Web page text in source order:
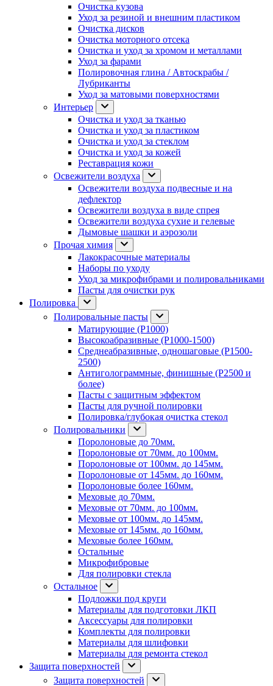
Очистка кузова
Уход за резиной и внешним пластиком
Очистка дисков
Очистка моторного отсека
Очистка и уход за хромом и металлами
Уход за фарами
Полировочная глина / Автоскрабы /
Лубриканты
Уход за матовыми поверхностями
Интерьер
Очистка и уход за тканью
Очистка и уход за пластиком
Очистка и уход за стеклом
Очистка и уход за кожей
Реставрация кожи
Освежители воздуха
Освежители воздуха подвесные и на
дефлектор
Освежители воздуха в виде спрея
Освежители воздуха сухие и гелевые
Дымовые шашки и аэрозоли
Прочая химия
Лакокрасочные материалы
Наборы по уходу
Уход за микрофибрами и полировальниками
Пасты для очистки рук
Полировка
Полировальные пасты
Матирующие (P1000)
Высокоабразивные (P1000-1500)
Среднеабразивные, одношаговые (P1500-
2500)
Антиголограммные, финишные (P2500 и
более)
Пасты с защитным эффектом
Пасты для ручной полировки
Полировка/глубокая очистка стекол
Полировальники
Поролоновые до 70мм.
Поролоновые от 70мм. до 100мм.
Поролоновые от 100мм. до 145мм.
Поролоновые от 145мм. до 160мм.
Поролоновые более 160мм.
Меховые до 70мм.
Меховые от 70мм. до 100мм.
Меховые от 100мм. до 145мм.
Меховые от 145мм. до 160мм.
Меховые более 160мм.
Остальные
Микрофибровые
Для полировки стекла
Остальное
Подложки под круги
Материалы для подготовки ЛКП
Аксессуары для полировки
Комплекты для полировки
Материалы для шлифовки
Материалы для ремонта стекол
Защита поверхностей
Защита поверхностей